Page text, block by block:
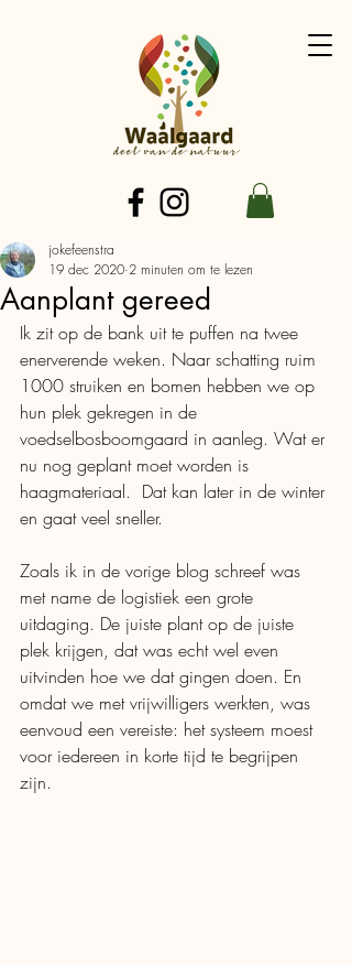
Aanplant gereed
jokefeenstra
19 dec 2020 2 minuten om te lezen
Ik zit op de bank uit te puffen na twee
enerverende weken. Naar schatting ruim
1000 struiken en bomen hebben we op
hun plek gekregen in de
voedselbosboomgaard in aanleg. Wat er
nu nog geplant moet worden is
haagmateriaal.  Dat kan later in de winter
en gaat veel sneller.
Zoals ik in de vorige blog schreef was
met name de logistiek een grote
uitdaging. De juiste plant op de juiste
plek krijgen, dat was echt wel even
uitvinden hoe we dat gingen doen. En
omdat we met vrijwilligers werkten, was
eenvoud een vereiste: het systeem moest
voor iedereen in korte tijd te begrijpen
zijn.